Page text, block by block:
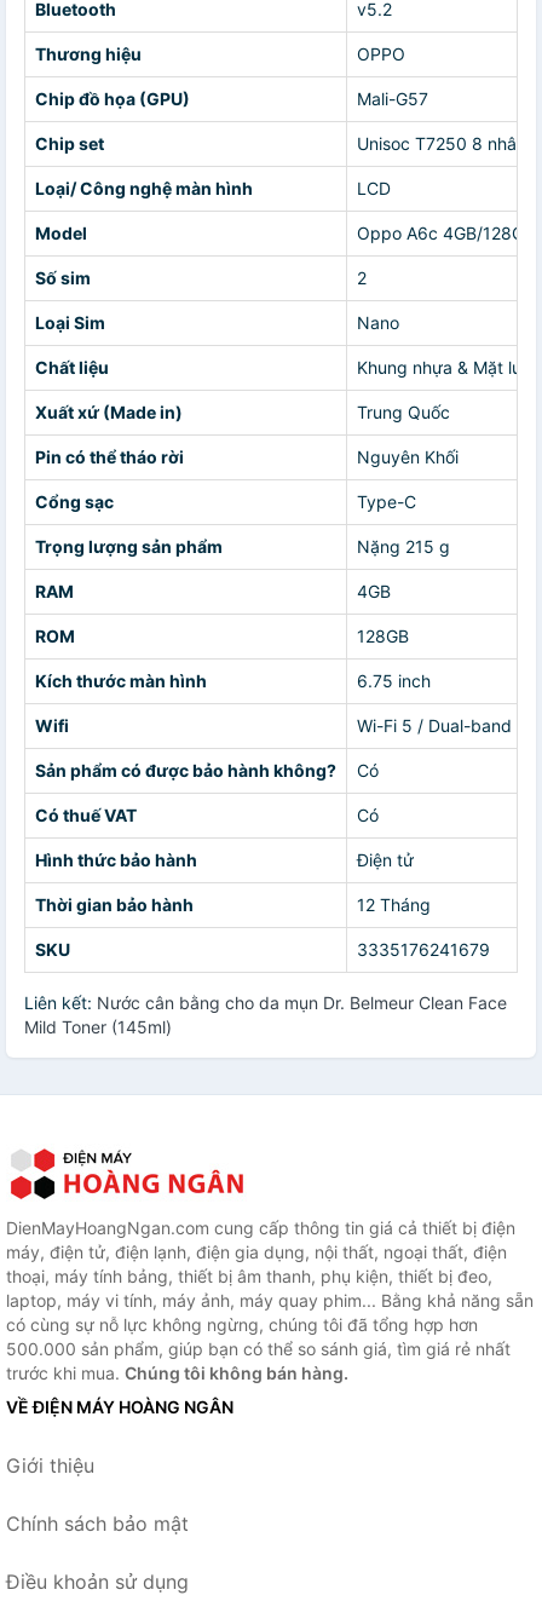
Bluetooth v5.2
Thương hiệu OPPO
Chip đồ họa (GPU) Mali-G57
Chip set Unisoc T7250 8 nhân
Loại/ Công nghệ màn hình LCD
Model Oppo A6c 4GB/128GB
Số sim 2
Loại Sim Nano
Chất liệu Khung nhựa & Mặt
Xuất xứ (Made in) Trung Quốc
Pin có thể tháo rời Nguyên Khối
Cổng sạc Type-C
Trọng lượng sản phẩm Nặng 215 g
RAM 4GB
ROM 128GB
Kích thước màn hình 6.75 inch
Wifi Wi-Fi 5 / Dual-band
Sản phẩm có được bảo hành không? Có
Có thuế VAT Có
Hình thức bảo hành Điện tử
Thời gian bảo hành 12 Tháng
SKU 3335176241679
Liên kết: Nước cân bằng cho da mụn Dr. Belmeur Clean Face
Mild Toner (145ml)
DienMayHoangNgan.com cung cấp thông tin giá cả thiết bị điện
máy, điện tử, điện lạnh, điện gia dụng, nội thất, ngoại thất, điện
thoại, máy tính bảng, thiết bị âm thanh, phụ kiện, thiết bị đeo,
laptop, máy vi tính, máy ảnh, máy quay phim... Bằng khả năng sẵn
có cùng sự nỗ lực không ngừng, chúng tôi đã tổng hợp hơn
500.000 sản phẩm, giúp bạn có thể so sánh giá, tìm giá rẻ nhất
trước khi mua. Chúng tôi không bán hàng.
VỀ ĐIỆN MÁY HOÀNG NGÂN
Giới thiệu
Chính sách bảo mật
Điều khoản sử dụng